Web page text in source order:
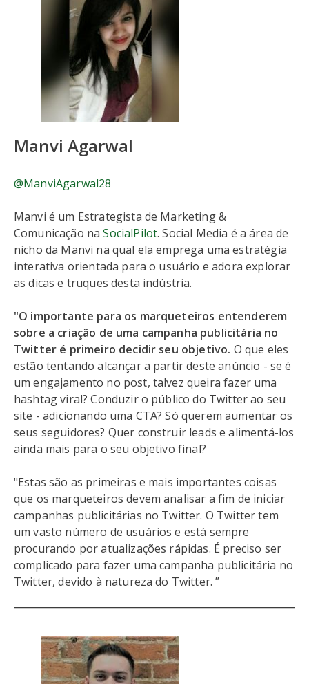
Manvi Agarwal
@ManviAgarwal28
Manvi é um Estrategista de Marketing &
Comunicação naSocialPilot. Social Media é a área de
nicho da Manvi na qual ela emprega uma estratégia
interativa orientada para o usuário e adora explorar
as dicas e truques desta indústria.
"O importante para os marqueteiros entenderem
sobre a criação de uma campanha publicitária no
Twitter é primeiro decidir seu objetivo. O que eles
estão tentando alcançar a partir deste anúncio - se é
um engajamento no post, talvez queira fazer uma
hashtag viral? Conduzir o público do Twitter ao seu
site - adicionando uma CTA? Só querem aumentar os
seus seguidores? Quer construir leads e alimentá-los
ainda mais para o seu objetivo final?
"Estas são as primeiras e mais importantes coisas
que os marqueteiros devem analisar a fim de iniciar
campanhas publicitárias no Twitter. O Twitter tem
um vasto número de usuários e está sempre
procurando por atualizações rápidas. É preciso ser
complicado para fazer uma campanha publicitária no
Twitter, devido à natureza do Twitter. ”